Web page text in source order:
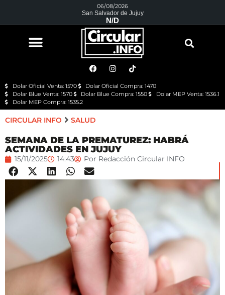
06/08/2026
San Salvador de Jujuy
N/D
Dolar Oficial Venta: 1570
Dolar Oficial Compra: 1470
Dolar Blue Venta: 1570
Dolar Blue Compra: 1550
Dolar MEP Venta: 1536.1
Dolar MEP Compra: 1535.2
CIRCULAR INFO SALUD
SEMANA DE LA PREMATUREZ: HABRÁ
ACTIVIDADES EN JUJUY
15/11/2025 14:43 Por Redacción Circular INFO